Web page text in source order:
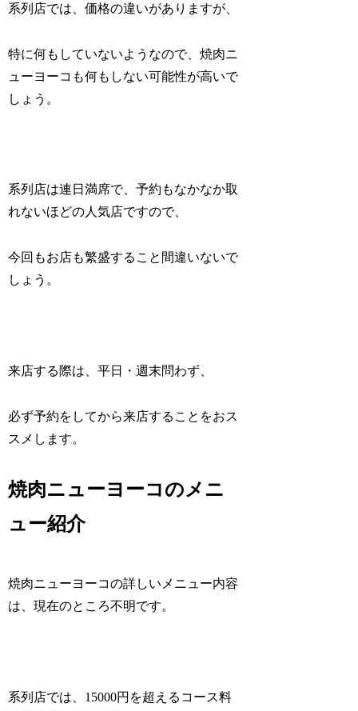
系列店では、価格の違いがありますが、
特に何もしていないようなので、焼肉ニ
ューヨーコも何もしない可能性が高いで
しょう。
系列店は連日満席で、予約もなかなか取
れないほどの人気店ですので、
今回もお店も繁盛すること間違いないで
しょう。
来店する際は、平日・週末問わず、
必ず予約をしてから来店することをおス
スメします。
焼肉ニューヨーコのメニ
ュー紹介
焼肉ニューヨーコの詳しいメニュー内容
は、現在のところ不明です。
系列店では、15000円を超えるコース料